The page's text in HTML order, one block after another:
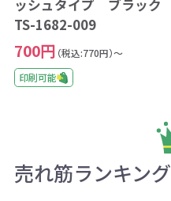
ッシュタイプ ブラック
TS-1682-009
700円 （税込:770円）～
印刷可能
売れ筋ランキング